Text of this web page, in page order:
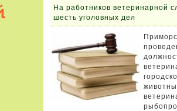
На работников ветеринарной
шесть уголовных дел